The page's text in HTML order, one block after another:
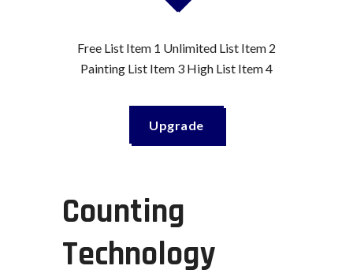
Free List Item 1 Unlimited List Item 2
Painting List Item 3 High List Item 4
Upgrade
Counting
Technology